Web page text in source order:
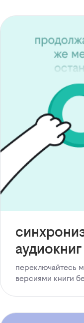
аудиокниг
переключайтесь
версиями книги